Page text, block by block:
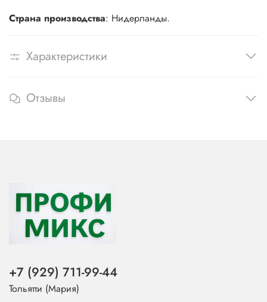
Страна производства: Нидерланды.
Характеристики
Отзывы
+7 (929) 711-99-44
Тольятти (Мария)